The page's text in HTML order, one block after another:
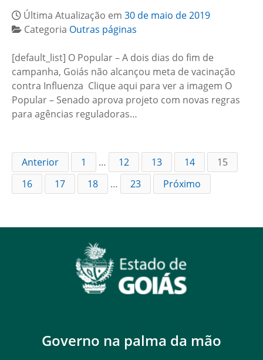
Última Atualização em 30 de maio de 2019
Categoria Outras páginas
[default_list] O Popular – A dois dias do fim de
campanha, Goiás não alcançou meta de vacinação
contra Influenza Clique aqui para ver a imagem O
Popular – Senado aprova projeto com novas regras
para agências reguladoras…
Anterior 1 … 12 13 14
15
16
17 18 … 23 Próximo
Governo na palma da mão